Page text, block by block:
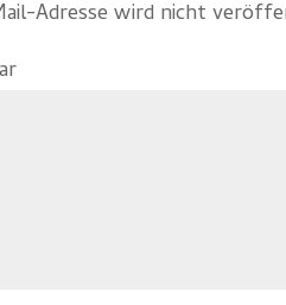
Adresse wird nicht